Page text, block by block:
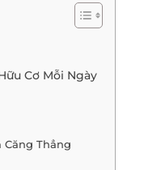
Cơ Mỗi Ngày
Căng Thẳng